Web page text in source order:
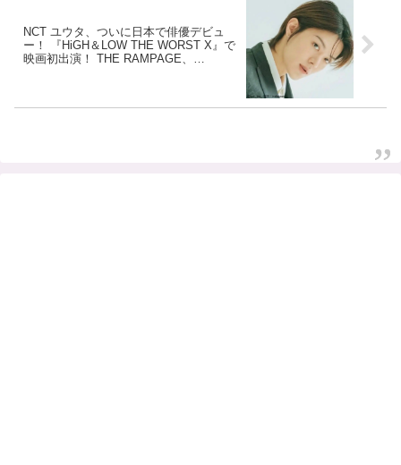
NCT ユウタ、ついに日本で俳優デビュ
ー！ 『HiGH＆LOW THE WORST X』で
映画初出演！ THE RAMPAGE、